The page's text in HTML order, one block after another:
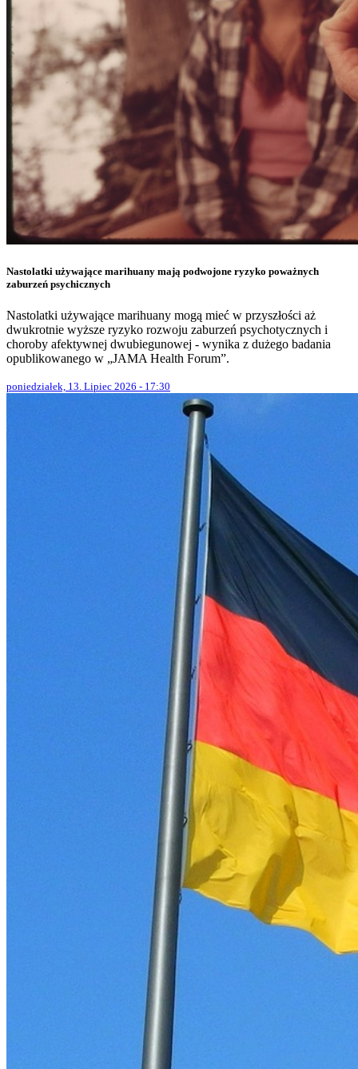
Nastolatki używające marihuany mają podwojone ryzyko poważnych
zaburzeń psychicznych
Nastolatki używające marihuany mogą mieć w przyszłości aż
dwukrotnie wyższe ryzyko rozwoju zaburzeń psychotycznych i
choroby afektywnej dwubiegunowej - wynika z dużego badania
opublikowanego w „JAMA Health Forum”.
poniedziałek, 13. Lipiec 2026 - 17:30